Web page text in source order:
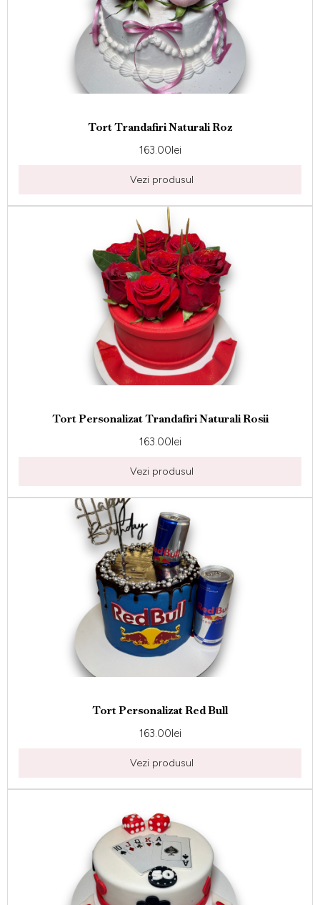
Tort Trandafiri Naturali Roz
163.00lei
Vezi produsul
Tort Personalizat Trandafiri Naturali Rosii
163.00lei
Vezi produsul
Tort Personalizat Red Bull
163.00lei
Vezi produsul